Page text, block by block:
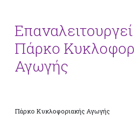
Πάρκο
Αγωγής
Πάρκο Κυκλοφοριακής Αγωγής